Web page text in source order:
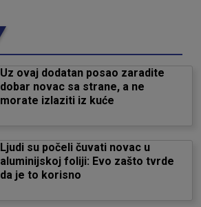
Uz ovaj dodatan posao zaradite
dobar novac sa strane, a ne
morate izlaziti iz kuće
Ljudi su počeli čuvati novac u
aluminijskoj foliji: Evo zašto tvrde
da je to korisno